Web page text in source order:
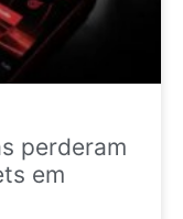
perderam
em